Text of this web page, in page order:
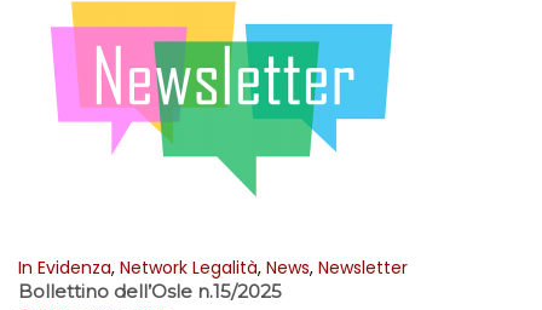
In Evidenza, Network Legalità, News, Newsletter
Bollettino dell’Osle n.15/2025